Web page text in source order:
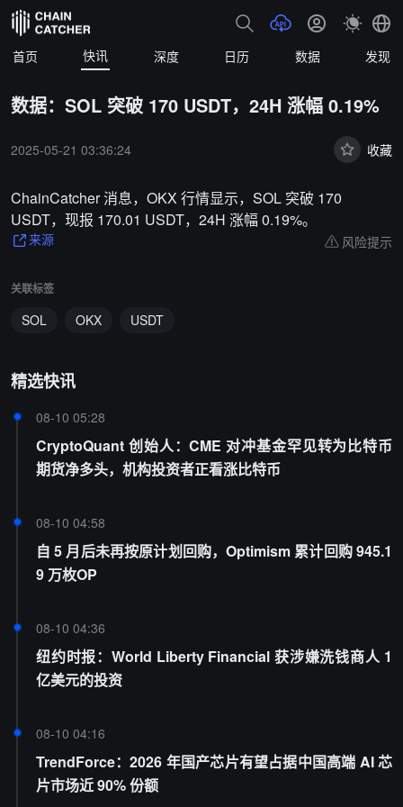
首页 快讯 深度 日历 数据 发现
数据：SOL 突破 170 USDT，24H 涨幅 0.19%
2025-05-21 03:36:24 收藏
ChainCatcher 消息，OKX 行情显示，SOL 突破 170
USDT，现报 170.01 USDT，24H 涨幅 0.19%。
来源 风险提示
关联标签
SOL OKX USDT
精选快讯
08-10 05:28
CryptoQuant 创始人：CME 对冲基金罕见转为比特币
期货净多头，机构投资者正看涨比特币
08-10 04:58
自 5 月后未再按原计划回购，Optimism 累计回购 945.1
9 万枚OP
08-10 04:36
纽约时报：World Liberty Financial 获涉嫌洗钱商人 1
亿美元的投资
08-10 04:16
TrendForce：2026 年国产芯片有望占据中国高端 AI 芯
片市场近 90% 份额